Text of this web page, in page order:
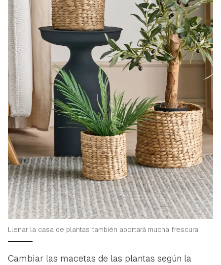
Llenar la casa de plantas también aportará mucha frescura
Cambiar las macetas de las plantas según la